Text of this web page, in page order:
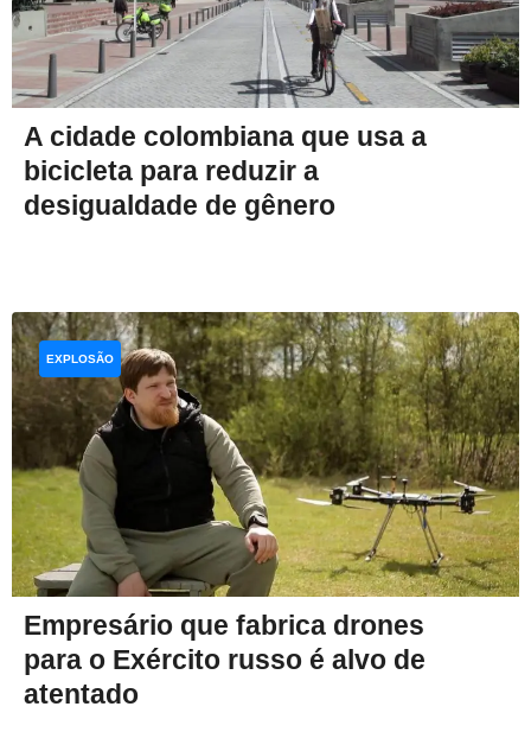
A cidade colombiana que usa a
bicicleta para reduzir a
desigualdade de gênero
Empresário que fabrica drones
para o Exército russo é alvo de
atentado
EXPLOSÃO